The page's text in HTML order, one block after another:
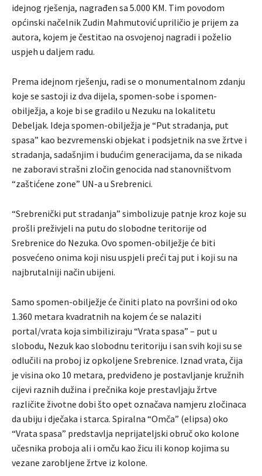
idejnog rješenja, nagrađen sa 5.000 KM. Tim povodom
općinski načelnik Zudin Mahmutović upriličio je prijem za
autora, kojem je čestitao na osvojenoj nagradi i poželio
uspjeh u daljem radu.
Prema idejnom rješenju, radi se o monumentalnom zdanju
koje se sastoji iz dva dijela, spomen-sobe i spomen-
obilježja, a koje bi se gradilo u Nezuku na lokalitetu
Debeljak. Ideja spomen-obilježja je “Put stradanja, put
spasa” kao bezvremenski objekat i podsjetnik na sve žrtve i
stradanja, sadašnjim i budućim generacijama, da se nikada
ne zaboravi strašni zločin genocida nad stanovništvom
“zaštićene zone” UN-a u Srebrenici.
“Srebrenički put stradanja” simbolizuje patnje kroz koje su
prošli preživjeli na putu do slobodne teritorije od
Srebrenice do Nezuka. Ovo spomen-obilježje će biti
posvećeno onima koji nisu uspjeli preći taj put i koji su na
najbrutalniji način ubijeni.
Samo spomen-obilježje će činiti plato na površini od oko
1.360 metara kvadratnih na kojem će se nalaziti
portal/vrata koja simbiliziraju “Vrata spasa” – put u
slobodu, Nezuk kao slobodnu teritoriju i san svih koji su se
odlučili na proboj iz opkoljene Srebrenice. Iznad vrata, čija
je visina oko 10 metara, predviđeno je postavljanje kružnih
cijevi raznih dužina i prečnika koje prestavljaju žrtve
različite životne dobi što opet označava namjeru zločinaca
da ubiju i dječaka i starca. Spiralna “Omča” (elipsa) oko
“Vrata spasa” predstavlja neprijateljski obruč oko kolone
učesnika proboja ali i omču kao žicu ili konop kojima su
vezane zarobljene žrtve iz kolone.